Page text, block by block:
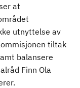
at
utnyttelse av
tiltak
balansere
Finn Ola